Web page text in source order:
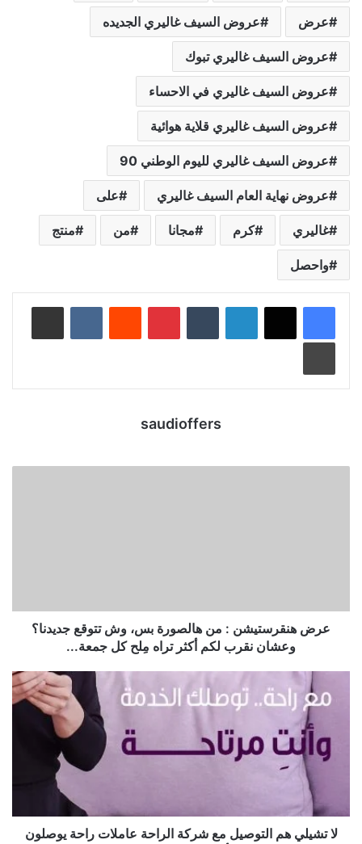
عرض عروض السيف غاليري الجديده
عروض السيف غاليري تبوك
عروض السيف غاليري في الاحساء
عروض السيف غاليري قلاية هوائية
عروض السيف غاليري لليوم الوطني 90
عروض نهاية العام السيف غاليري على
غاليري كرم مجانا من منتج
واحصل
لينكدإن بينتيريست
saudioffers
عرض هنقرستيشن : من هالصورة بس، وش تتوقع جديدنا؟
وعشان نقرب لكم أكثر تراه مِلح كل جمعة...
لا تشيلي هم التوصيل مع شركة الراحة عاملات راحة يوصلون